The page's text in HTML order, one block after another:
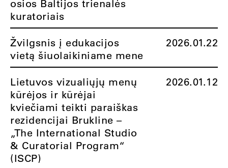
osios Baltijos trienalės
kuratoriais
Žvilgsnis į edukacijos
vietą šiuolaikiniame mene
2026.01.22
Lietuvos vizualiųjų menų
kūrėjos ir kūrėjai
kviečiami teikti paraiškas
rezidencijai Brukline –
„The International Studio
& Curatorial Program“
(ISCP)
2026.01.12